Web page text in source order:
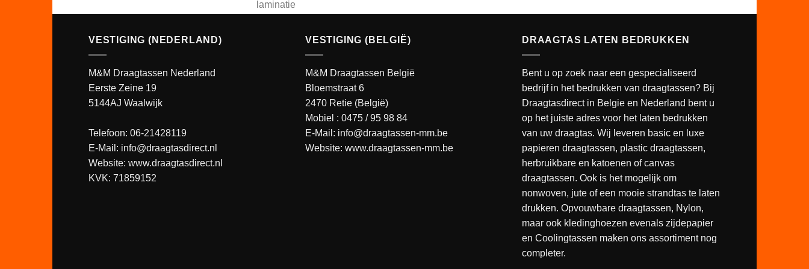
laminatie
VESTIGING (NEDERLAND)
M&M Draagtassen Nederland
Eerste Zeine 19
5144AJ Waalwijk
Telefoon: 06-21428119
E-Mail: info@draagtasdirect.nl
Website: www.draagtasdirect.nl
KVK: 71859152
VESTIGING (BELGIË)
M&M Draagtassen België
Bloemstraat 6
2470 Retie (België)
Mobiel : 0475 / 95 98 84
E-Mail: info@draagtassen-mm.be
Website: www.draagtassen-mm.be
DRAAGTAS LATEN BEDRUKKEN
Bent u op zoek naar een gespecialiseerd
bedrijf in het bedrukken van draagtassen? Bij
Draagtasdirect in Belgie en Nederland bent u
op het juiste adres voor het laten bedrukken
van uw draagtas. Wij leveren basic en luxe
papieren draagtassen, plastic draagtassen,
herbruikbare en katoenen of canvas
draagtassen. Ook is het mogelijk om
nonwoven, jute of een mooie strandtas te laten
drukken. Opvouwbare draagtassen, Nylon,
maar ook kledinghoezen evenals zijdepapier
en Coolingtassen maken ons assortiment nog
completer.